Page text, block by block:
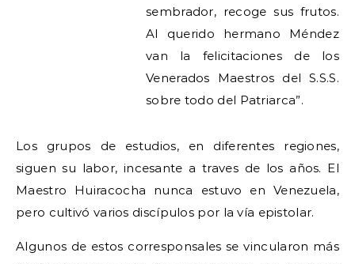
sembrador, recoge sus frutos.
Al querido hermano Méndez
van la felicitaciones de los
Venerados Maestros del S.S.S.
sobre todo del Patriarca”.
Los grupos de estudios, en diferentes regiones,
siguen su labor, incesante a traves de los años. El
Maestro Huiracocha nunca estuvo en Venezuela,
pero cultivó varios discípulos por la vía epistolar.
Algunos de estos corresponsales se vincularon más